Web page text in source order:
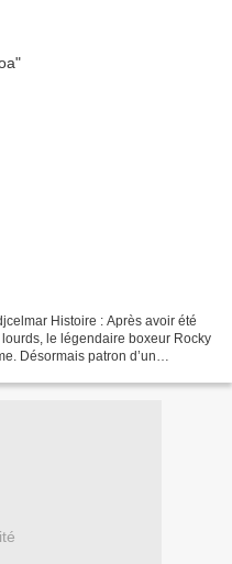
Histoire : Après avoir été
le légendaire boxeur Rocky
Désormais patron d’un